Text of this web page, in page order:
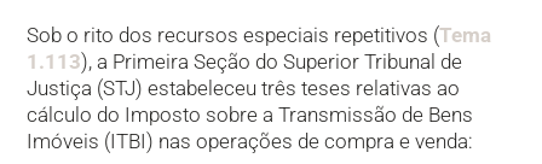
Sob o rito dos recursos especiais repetitivos (Tema
1.113), a Primeira Seção do Superior Tribunal de
Justiça (STJ) estabeleceu três teses relativas ao
cálculo do Imposto sobre a Transmissão de Bens
Imóveis (ITBI) nas operações de compra e venda: